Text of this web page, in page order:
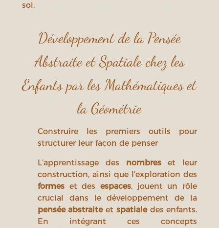
soi.
Développement de la Pensée
Abstraite et Spatiale chez les
Enfants par les Mathématiques et
la Géométrie
Construire les premiers outils pour
structurer leur façon de penser
L’apprentissage des nombreset leur
construction, ainsi que l’exploration des
formeset des espaces, jouent un rôle
crucial dans le développement de la
pensée abstraiteet spatialedes enfants.
En intégrant ces concepts